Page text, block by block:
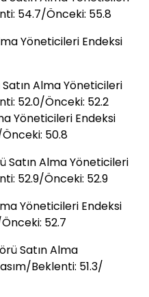
54.7/Önceki: 55.8
Yöneticileri Endeksi
Alma Yöneticileri
52.0/Önceki: 52.2
Yöneticileri Endeksi
50.8
Satın Alma Yöneticileri
52.9/Önceki: 52.9
Yöneticileri Endeksi
52.7
Satın Alma
Beklenti: 51.3/